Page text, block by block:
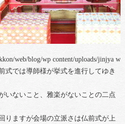
web/blog/wp content/uploads/jinjya
式では導師様が挙式を進行してゆき
いないこと、雅楽がないことの二点
りますが会場の立派さは仏前式が上